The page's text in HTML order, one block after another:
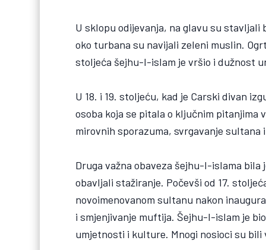
U sklopu odijevanja, na glavu su
oko turbana su navijali zeleni muslin.
stoljeća šejhu-l-islam je vršio i dužnost
U 18. i 19. stoljeću, kad je Carski divan
osoba koja se pitala o ključnim pitanjima
mirovnih sporazuma, svrgavanje sultana
Druga važna obaveza šejhu-l-islama
obavljali stažiranje. Počevši od 17.
novoimenovanom sultanu nakon
i smjenjivanje muftija. Šejhu-l-islam je
umjetnosti i kulture. Mnogi nosioci su